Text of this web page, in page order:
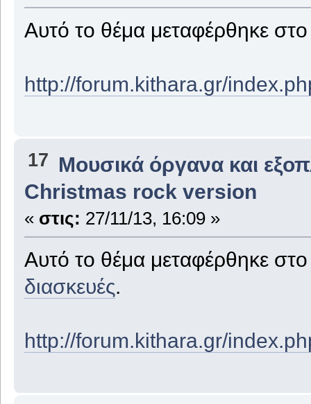
Αυτό το θέμα μεταφέρθηκε στο
http://forum.kithara.gr/
17 Μουσικά όργανα και
Christmas rock version
« στις: 27/11/13, 16:09 »
Αυτό το θέμα μεταφέρθηκε στο
διασκευές.
http://forum.kithara.gr/